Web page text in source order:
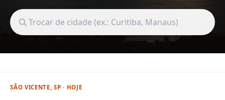
Buscar cidade
SÃO VICENTE, SP · HOJE